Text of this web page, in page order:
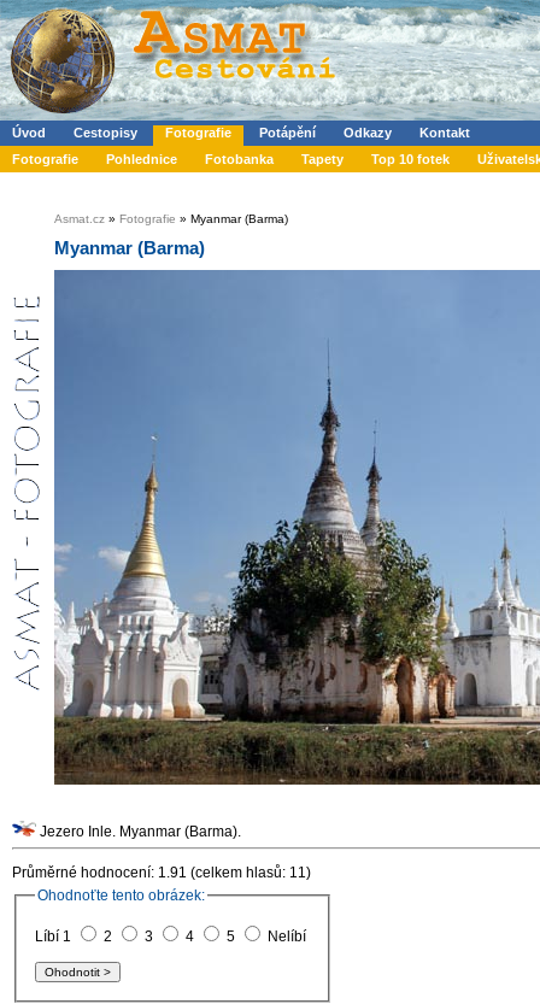
Úvod Cestopisy Fotografie Potápění Odkazy
Kontakt
Fotografie
Pohlednice Fotobanka Tapety Top 10 fotek
Asmat.cz » Fotografie » Myanmar (Barma)
Myanmar (Barma)
Jezero Inle. Myanmar (Barma).
Průměrné hodnocení: 1.91 (celkem hlasů: 11)
Ohodnoťte tento obrázek:
Líbí 1 2 3 4 5 Nelíbí